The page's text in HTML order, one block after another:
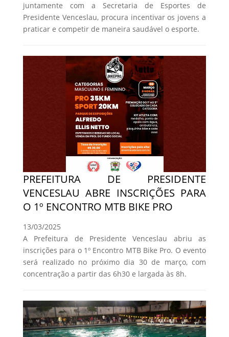
juntamente com a Secretaria de Esportes de
Presidente Venceslau, procura incentivar os jovens a
praticar e competir de maneira saudável o esporte.
PREFEITURA DE PRESIDENTE
VENCESLAU ABRE INSCRIÇÕES PARA
O 1º ENCONTRO MTB BIKE PRO
13/03/2025
A Prefeitura de Presidente Venceslau abriu as
inscrições para o 1º Encontro MTB Bike Pro. O evento
será realizado no próximo dia 30 de março, com
concentração a partir das 6h30 e largada às 8h.